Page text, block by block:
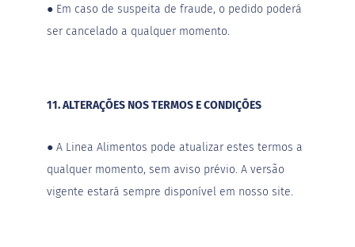
● Em caso de suspeita de fraude, o pedido poderá
ser cancelado a qualquer momento.
11. ALTERAÇÕES NOS TERMOS E CONDIÇÕES
● A Linea Alimentos pode atualizar estes termos a
qualquer momento, sem aviso prévio. A versão
vigente estará sempre disponível em nosso site.